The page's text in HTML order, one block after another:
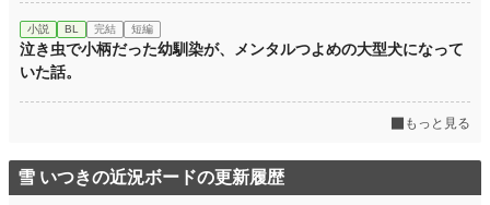
小説 BL 完結 短編
泣き虫で小柄だった幼馴染が、メンタルつよめの大型犬になって
いた話。
もっと見る
雪 いつきの近況ボードの更新履歴